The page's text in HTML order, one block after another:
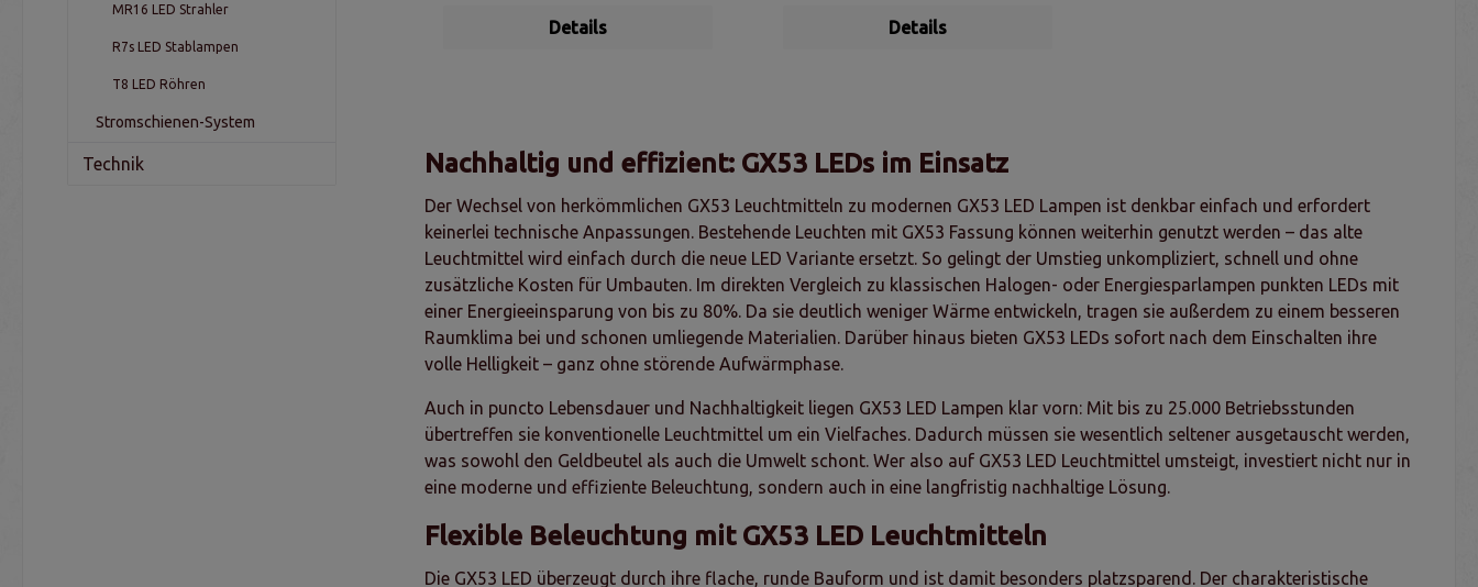
MR16 LED Strahler
R7s LED Stablampen
T8 LED Röhren
Stromschienen-System
Technik
Details Details
Nachhaltig und effizient: GX53 LEDs im Einsatz
Der Wechsel von herkömmlichen GX53 Leuchtmitteln zu modernen GX53 LED Lampen ist denkbar einfach und erfordert
keinerlei technische Anpassungen. Bestehende Leuchten mit GX53 Fassung können weiterhin genutzt werden – das alte
Leuchtmittel wird einfach durch die neue LED Variante ersetzt. So gelingt der Umstieg unkompliziert, schnell und ohne
zusätzliche Kosten für Umbauten. Im direkten Vergleich zu klassischen Halogen- oder Energiesparlampen punkten LEDs mit
einer Energieeinsparung von bis zu 80%. Da sie deutlich weniger Wärme entwickeln, tragen sie außerdem zu einem besseren
Raumklima bei und schonen umliegende Materialien. Darüber hinaus bieten GX53 LEDs sofort nach dem Einschalten ihre
volle Helligkeit – ganz ohne störende Aufwärmphase.
Auch in puncto Lebensdauer und Nachhaltigkeit liegen GX53 LED Lampen klar vorn: Mit bis zu 25.000 Betriebsstunden
übertreffen sie konventionelle Leuchtmittel um ein Vielfaches. Dadurch müssen sie wesentlich seltener ausgetauscht werden,
was sowohl den Geldbeutel als auch die Umwelt schont. Wer also auf GX53 LED Leuchtmittel umsteigt, investiert nicht nur in
eine moderne und effiziente Beleuchtung, sondern auch in eine langfristig nachhaltige Lösung.
Flexible Beleuchtung mit GX53 LED Leuchtmitteln
Die GX53 LED überzeugt durch ihre flache, runde Bauform und ist damit besonders platzsparend. Der charakteristische